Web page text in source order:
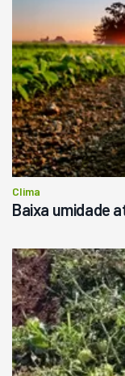
Clima
Baixa umidade